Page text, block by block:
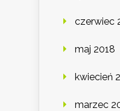
czerwiec
maj 2018
kwiecień
marzec